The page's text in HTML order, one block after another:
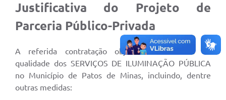
Justificativa do Projeto de
Parceria Público-Privada
A referida contratação objetiva a melhoria da
qualidade dos SERVIÇOS DE ILUMINAÇÃO PÚBLICA
no Município de Patos de Minas, incluindo, dentre
outras medidas: